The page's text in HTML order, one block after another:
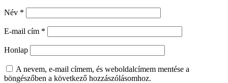
Név *
E-mail cím *
Honlap
A nevem, e-mail címem, és weboldalcímem mentése a
böngészőben a következő hozzászólásomhoz.